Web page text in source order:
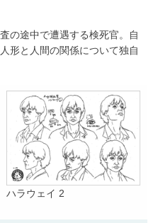
の途中で遭遇する検死官。自
形と人間の関係について独自
ハラウェイ 2